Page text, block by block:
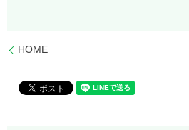
HOME